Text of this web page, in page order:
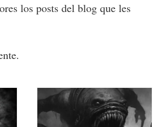
los posts del blog que les